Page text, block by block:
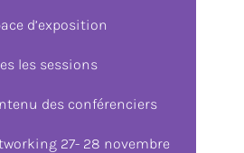
d’exposition
les sessions
des conférenciers
27- 28 novembre